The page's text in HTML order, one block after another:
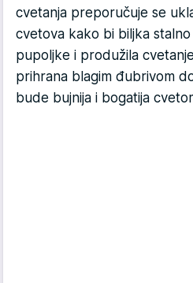
cvetanja preporučuje se
cvetova kako bi biljka
pupoljke i produžila
prihrana blagim đubrivom
bude bujnija i bogatija